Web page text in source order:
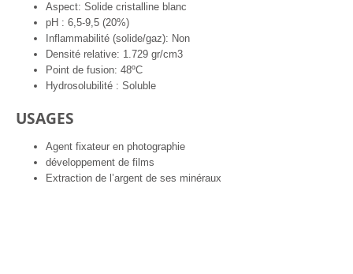
Aspect: Solide cristalline blanc
pH : 6,5-9,5 (20%)
Inflammabilité (solide/gaz): Non
Densité relative: 1.729 gr/cm3
Point de fusion: 48ºC
Hydrosolubilité : Soluble
USAGES
Agent fixateur en photographie
développement de films
Extraction de l’argent de ses minéraux